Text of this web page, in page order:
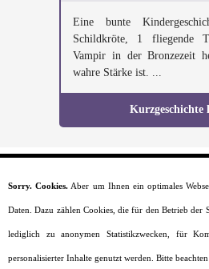
Eine bunte
Schildkröte, 1 fliegende
Vampir in der Bronzezeit
wahre Stärke ist. ...
Kurzgeschichte
Moral
Lesealter
Szenarien
Sorry. Cookies. Aber um Ihnen ein optimales
Daten. Dazu zählen Cookies, die für den Betrieb der
lediglich zu anonymen Statistikzwecken, für
personalisierter Inhalte genutzt werden. Bitte